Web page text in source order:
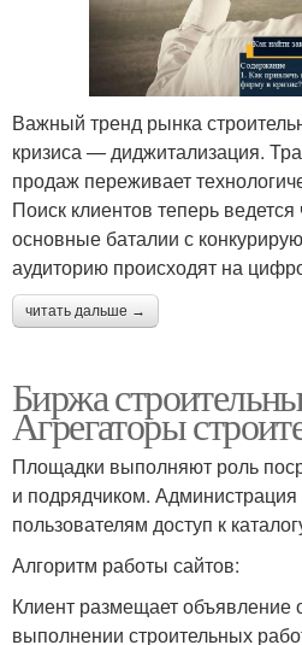
Важный тренд рынка
кризиса — диджитализация.
продаж переживает
Поиск клиентов теперь
основные баталии с
аудиторию происходят на
читать дальше →
Биржа
Агрегаторы
Площадки выполняют роль
и подрядчиком.
пользователям доступ к
Алгоритм работы сайтов:
Клиент размещает объявление
выполнении строительных